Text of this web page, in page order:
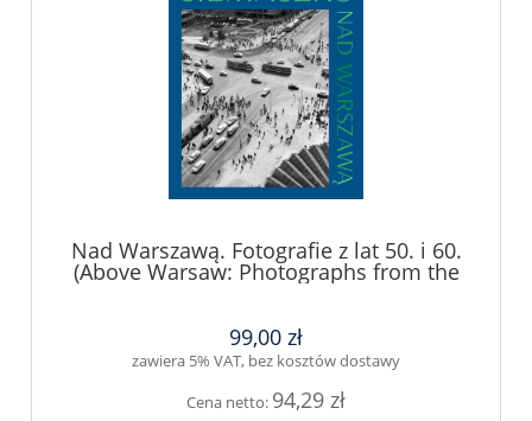
Nad Warszawą. Fotografie z lat 50. i 60.
(Above Warsaw: Photographs from the
1950s and 1960s)
99,00 zł
zawiera 5% VAT, bez kosztów dostawy
Cena netto: 94,29 zł